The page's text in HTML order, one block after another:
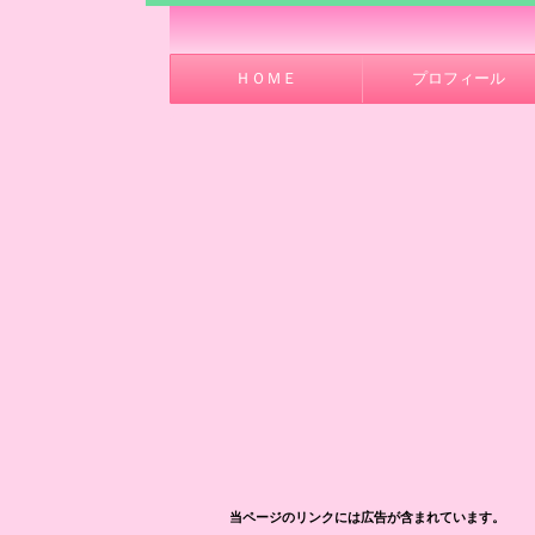
ＨＯＭＥ プロフィール
当ページのリンクには広告が含まれています。